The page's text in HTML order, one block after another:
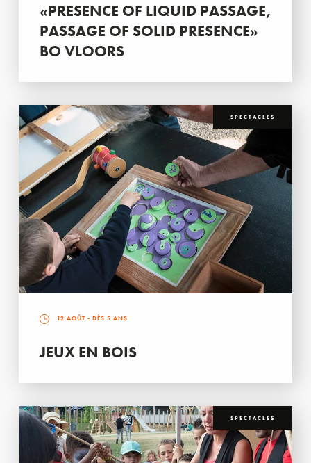
«PRESENCE OF LIQUID PASSAGE,
PASSAGE OF SOLID PRESENCE»
BO VLOORS
SPECTACLES
12 AOÛT - DÈS 5 ANS
JEUX EN BOIS
SPECTACLES